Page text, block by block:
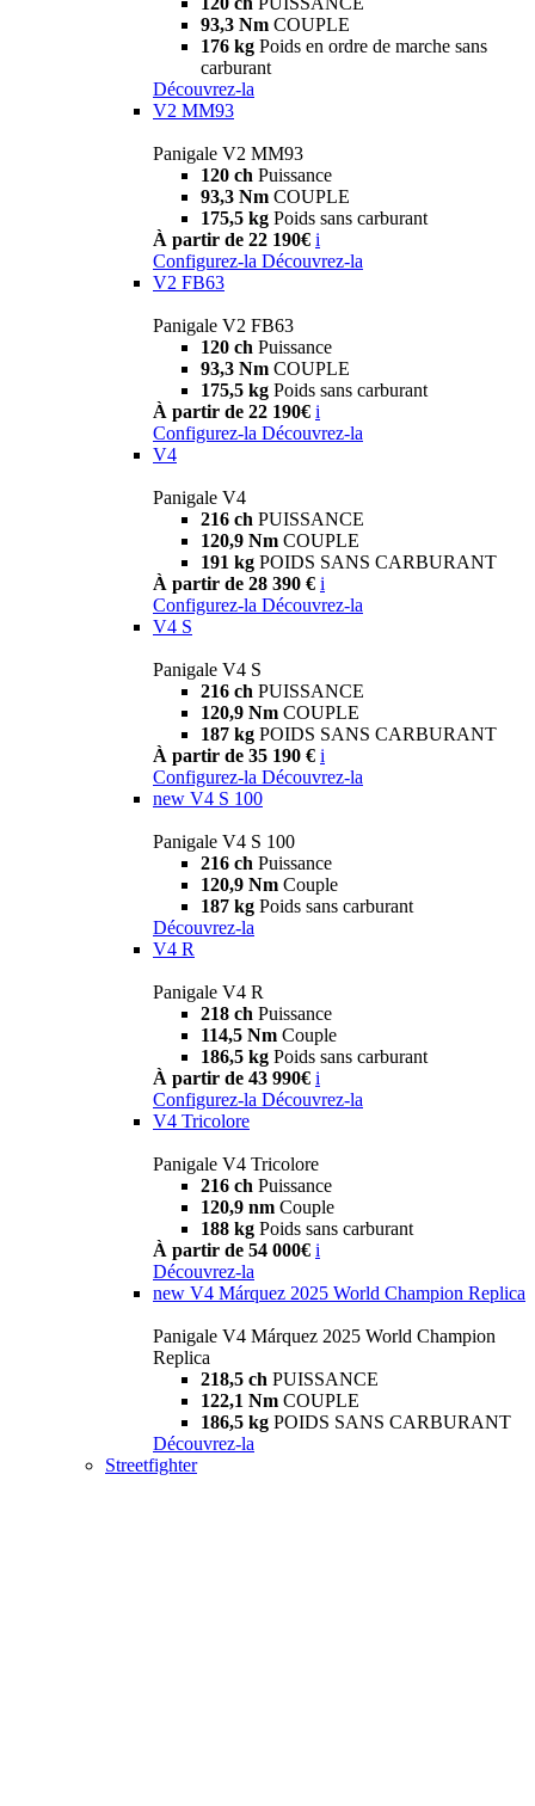
93,3 Nm COUPLE
176 kg Poids en ordre de marche sans
carburant
Découvrez-la
V2 MM93
Panigale V2 MM93
120 ch Puissance
93,3 Nm COUPLE
175,5 kg Poids sans carburant
À partir de 22 190€ i
Configurez-la Découvrez-la
V2 FB63
Panigale V2 FB63
120 ch Puissance
93,3 Nm COUPLE
175,5 kg Poids sans carburant
À partir de 22 190€ i
Configurez-la Découvrez-la
V4
Panigale V4
216 ch PUISSANCE
120,9 Nm COUPLE
191 kg POIDS SANS CARBURANT
À partir de 28 390 € i
Configurez-la Découvrez-la
V4 S
Panigale V4 S
216 ch PUISSANCE
120,9 Nm COUPLE
187 kg POIDS SANS CARBURANT
À partir de 35 190 € i
Configurez-la Découvrez-la
new V4 S 100
Panigale V4 S 100
216 ch Puissance
120,9 Nm Couple
187 kg Poids sans carburant
Découvrez-la
V4 R
Panigale V4 R
218 ch Puissance
114,5 Nm Couple
186,5 kg Poids sans carburant
À partir de 43 990€ i
Configurez-la Découvrez-la
V4 Tricolore
Panigale V4 Tricolore
216 ch Puissance
120,9 nm Couple
188 kg Poids sans carburant
À partir de 54 000€ i
Découvrez-la
new V4 Márquez 2025 World Champion Replica
Panigale V4 Márquez 2025 World Champion
Replica
218,5 ch PUISSANCE
122,1 Nm COUPLE
186,5 kg POIDS SANS CARBURANT
Découvrez-la
Streetfighter